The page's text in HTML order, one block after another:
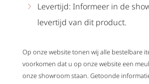
Levertijd: Informeer in de
levertijd van dit product.
Op onze website tonen wij alle bestelbare
voorkomen dat u op onze website een
onze showroom staan. Getoonde